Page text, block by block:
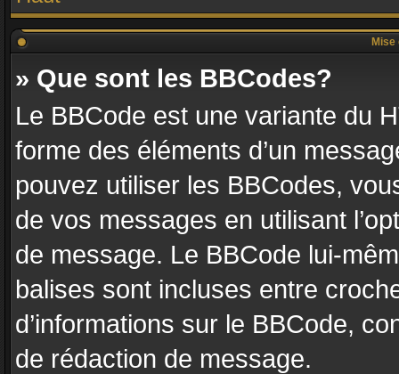
» Que sont les BBCodes?
Le BBCode est une variante du
forme des éléments d’un
pouvez utiliser les BBCodes,
de vos messages en utilisant
de message. Le BBCode lui-
balises sont incluses entre
d’informations sur le BBCode,
de rédaction de message.